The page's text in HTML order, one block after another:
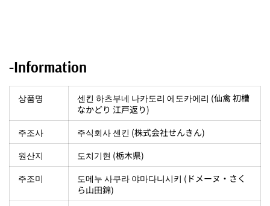
-Information
상품명
센킨 하츠부네 나카도리 에도카에리 (仙禽 初槽
なかどり 江戸返り)
주조사
주식회사 센킨 (株式会社せんきん)
원산지
도치기현 (栃木県)
주조미
도메누 사쿠라 야마다니시키 (ドメーヌ・さく
ら山田錦)